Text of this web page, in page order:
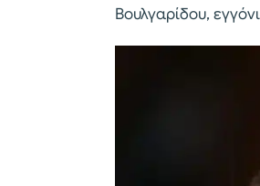
Βουλγαρίδου,